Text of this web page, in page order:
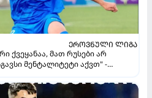
ᲔᲠᲝᲕᲜᲣᲚᲘ ᲚᲘᲒᲐ
ქვეყანაა, მათ რუსები არ
მენტალიტეტი აქვთ" -